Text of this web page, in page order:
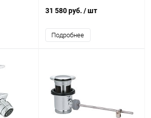
31 580 руб. / шт
Подробнее